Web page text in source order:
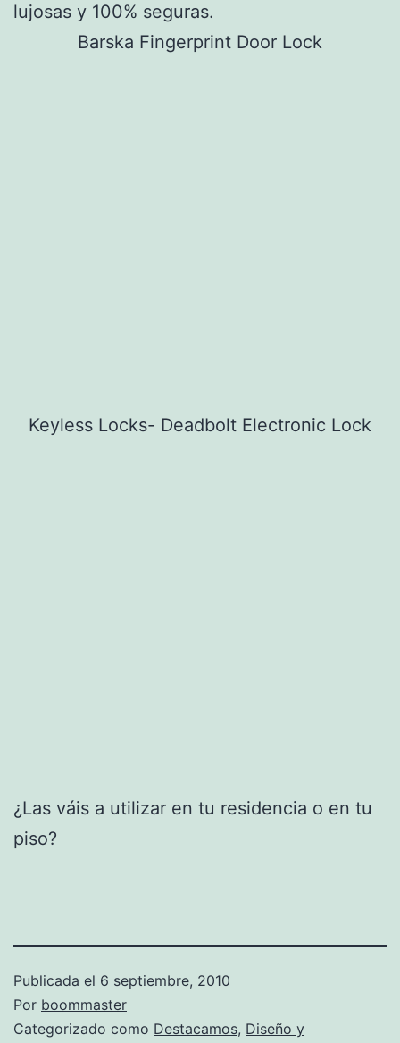
lujosas y 100% seguras.
Barska Fingerprint Door Lock
Keyless Locks- Deadbolt Electronic Lock
¿Las váis a utilizar en tu residencia o en tu
piso?
Publicada el 6 septiembre, 2010
Por boommaster
Categorizado como Destacamos, Diseño y